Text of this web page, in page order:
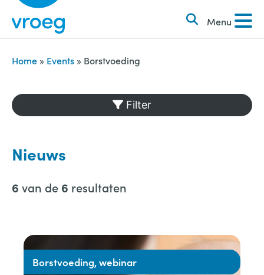
i
Menu
k
e
n
n
a
Home » Events » Borstvoeding
Filter
Nieuws
6 van de 6 resultaten
Borstvoeding, webinar